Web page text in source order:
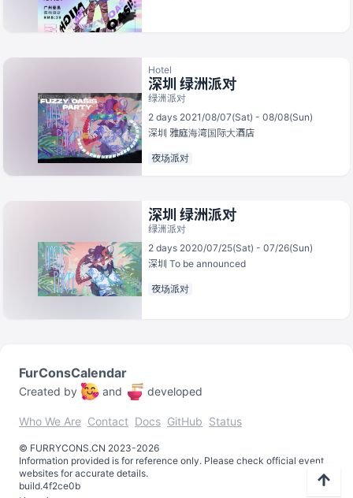
Hotel
深圳 绿洲派对
绿洲派对
2 days 2021/08/07(Sat) - 08/08(Sun)
深圳 雅庭海湾国际大酒店
夜场派对
深圳 绿洲派对
绿洲派对
2 days 2020/07/25(Sat) - 07/26(Sun)
深圳 To be announced
夜场派对
FurConsCalendar
Created by and developed
Who We Are Contact Docs GitHub Status
©️ FURRYCONS.CN 2023-2026
Information provided is for reference only. Please check official event
websites for accurate details.
build.4f2ce0b